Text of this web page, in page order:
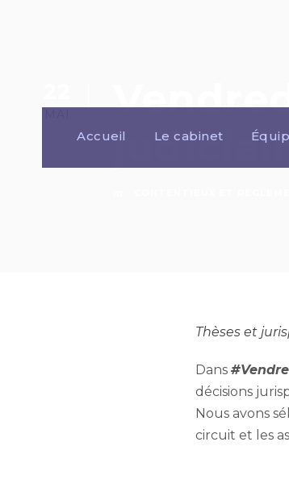
Accueil Le cabinet
Thèses et
Dans
décisions
Nous avons
circuit et les